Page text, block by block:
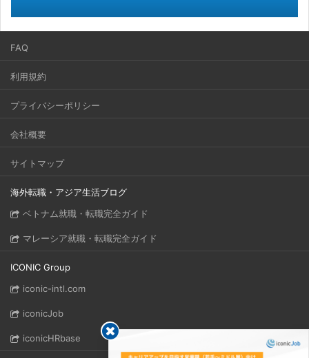
FAQ
利用規約
プライバシーポリシー
会社概要
サイトマップ
海外転職・アジア生活ブログ
ベトナム就職・転職完全ガイド
マレーシア就職・転職完全ガイド
ICONIC Group
iconic-intl.com
iconicJob
iconicHRbase